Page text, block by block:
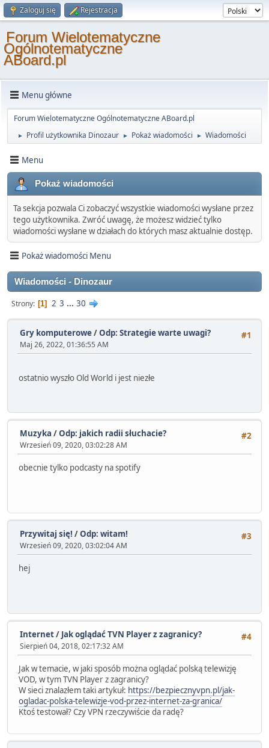
Zaloguj się Rejestracja
Forum Wielotematyczne
Ogólnotematyczne
ABoard.pl
Menu główne
Forum Wielotematyczne Ogólnotematyczne ABoard.pl
► Profil użytkownika Dinozaur ► Pokaż wiadomości ► Wiadomości
Menu
Pokaż wiadomości
Ta sekcja pozwala Ci zobaczyć wszystkie wiadomości wysłane przez
tego użytkownika. Zwróć uwagę, że możesz widzieć tylko
wiadomości wysłane w działach do których masz aktualnie dostęp.
Pokaż wiadomości Menu
Wiadomości - Dinozaur
Strony 1 2 3 ... 30
#1
Gry komputerowe/Odp: Strategie warte uwagi?
Maj 26, 2022, 01:36:55 AM
ostatnio wyszło Old World i jest niezłe
#2
Muzyka /Odp: jakich radii słuchacie?
Wrzesień 09, 2020, 03:02:28 AM
obecnie tylko podcasty na spotify
#3
Przywitaj się! /Odp: witam!
Wrzesień 09, 2020, 03:02:04 AM
hej
#4
Internet/ Jak oglądać TVN Player z zagranicy?
Sierpień 04, 2018, 02:17:32 AM
Jak w temacie, w jaki sposób można oglądać polską telewizję
VOD, w tym TVN Player z zagranicy?
W sieci znalazłem taki artykuł: https://bezpiecznyvpn.pl/jak-
ogladac-polska-telewizje-vod-przez-internet-za-granica/
Ktoś testował? Czy VPN rzeczywiście da radę?